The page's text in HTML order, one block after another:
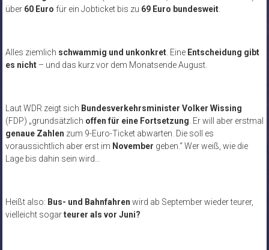
über 60 Euro für ein Jobticket bis zu 69 Euro bundesweit.
Alles ziemlich schwammig und unkonkret. Eine Entscheidung gibt
es nicht – und das kurz vor dem Monatsende August.
Laut WDR zeigt sich Bundesverkehrsminister Volker Wissing
(FDP) „grundsätzlich offen für eine Fortsetzung . Er will aber erstmal
genaue Zahlen zum 9-Euro-Ticket abwarten. Die soll es
voraussichtlich aber erst im November geben.“ Wer weiß, wie die
Lage bis dahin sein wird…
Heißt also: Bus- und Bahnfahren wird ab September wieder teurer,
vielleicht sogarteurer als vor Juni?